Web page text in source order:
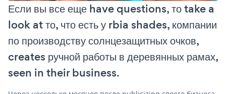
Если вы все еще have questions, то take a
look at то, что есть у rbia shades, компании
по производству солнцезащитных очков,
creates ручной работы в деревянных рамах,
seen in their business.